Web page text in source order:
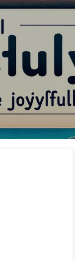
Kategorier